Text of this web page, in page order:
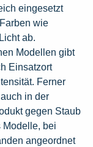
eingesetzt
wie
ab.
Modellen gibt
Einsatzort
Ferner
in der
gegen Staub
Modelle, bei
angeordnet